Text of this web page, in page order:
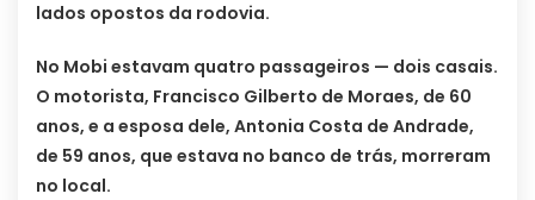
lados opostos da rodovia.
No Mobi estavam quatro passageiros — dois casais.
O motorista, Francisco Gilberto de Moraes, de 60
anos, e a esposa dele, Antonia Costa de Andrade,
de 59 anos, que estava no banco de trás, morreram
no local.